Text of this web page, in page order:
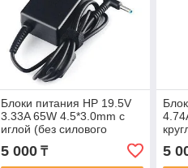
Блоки питания HP 19.5V
3.33A 65W 4.5*3.0mm с
иглой (без силового
кабеля)
5 000₸ 5